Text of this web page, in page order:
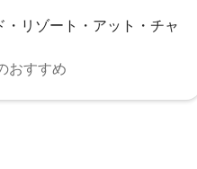
リゾート・アット・チャ
おすすめ